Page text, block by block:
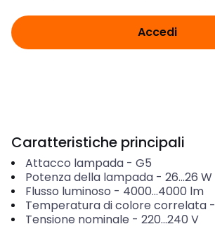
Accedi
Caratteristiche principali
Attacco lampada- G5
Potenza della lampada- 26...26 W
Flusso luminoso - 4000...4000 lm
Temperatura di colore correlata-
Tensione nominale - 220...240 V